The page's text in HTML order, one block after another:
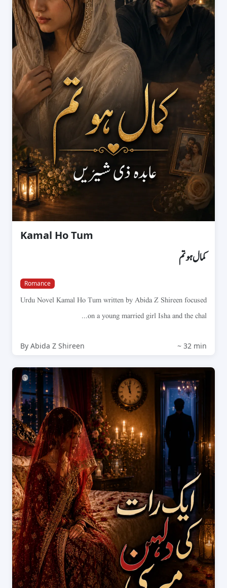
Kamal Ho Tum
کمال ہو تم
Romance
Urdu Novel Kamal Ho Tum written by Abida Z Shireen focused
on a young married girl Isha and the chal...
By Abida Z Shireen ~ 32 min